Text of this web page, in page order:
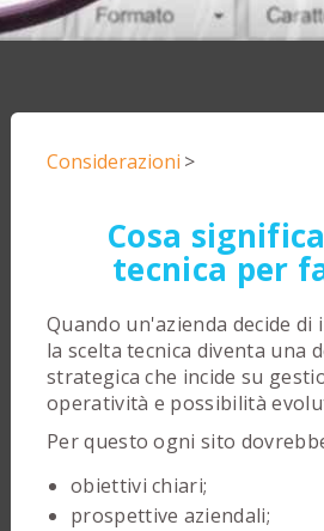
Considerazioni >
Cosa
tecnica per
Quando un'azienda decide di
la scelta tecnica diventa una
strategica che incide su
operatività e possibilità
Per questo ogni sito
obiettivi chiari;
prospettive aziendali;